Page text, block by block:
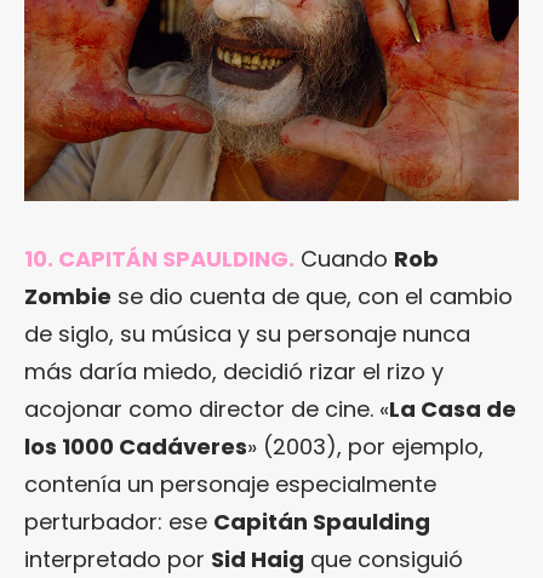
10. CAPITÁN SPAULDING. Cuando Rob
Zombie se dio cuenta de que, con el cambio
de siglo, su música y su personaje nunca
más daría miedo, decidió rizar el rizo y
acojonar como director de cine. «La Casa de
los 1000 Cadáveres» (2003), por ejemplo,
contenía un personaje especialmente
perturbador: ese Capitán Spaulding
interpretado por Sid Haig que consiguió